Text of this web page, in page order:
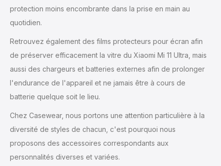
protection moins encombrante dans la prise en main au
quotidien.
Retrouvez également des films protecteurs pour écran afin
de préserver efficacement la vitre du Xiaomi Mi 11 Ultra, mais
aussi des chargeurs et batteries externes afin de prolonger
l'endurance de l'appareil et ne jamais être à cours de
batterie quelque soit le lieu.
Chez Casewear, nous portons une attention particulière à la
diversité de styles de chacun, c'est pourquoi nous
proposons des accessoires correspondants aux
personnalités diverses et variées.